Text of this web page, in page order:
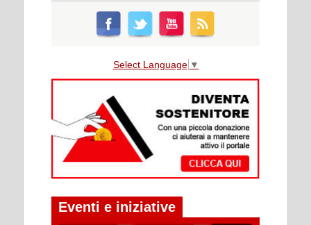
Select Language ▼
Eventi e iniziative